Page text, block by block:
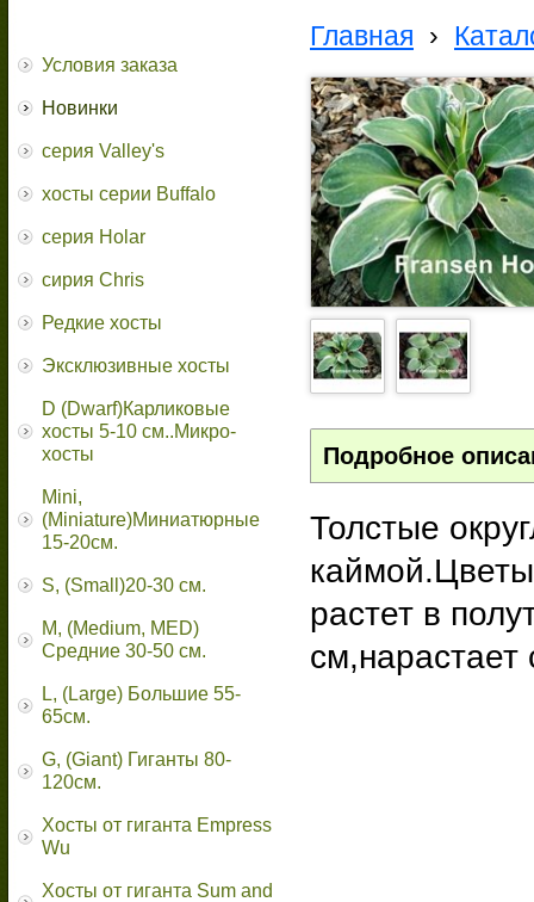
Условия заказа
Новинки
серия Valley's
хосты серии Buffalo
серия Holar
сирия Chris
Редкие хосты
Эксклюзивные хосты
D (Dwarf)Карликовые
хосты 5-10 см..Микро-
хосты
Mini,
(Miniature)Миниатюрные
15-20см.
S, (Small)20-30 см.
M, (Medium, MED)
Средние 30-50 см.
L, (Large) Большие 55-
65cм.
G, (Giant) Гиганты 80-
120см.
Хосты от гиганта Empress
Wu
Хосты от гиганта Sum and
Главная ›
Подробное
Толстые
растет в